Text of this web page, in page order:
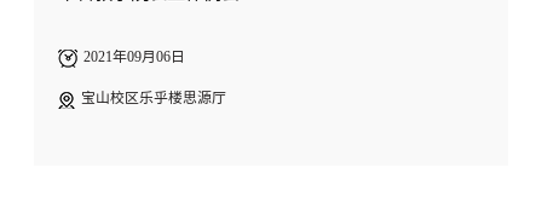
2021年09月06日
宝山校区乐乎楼思源厅